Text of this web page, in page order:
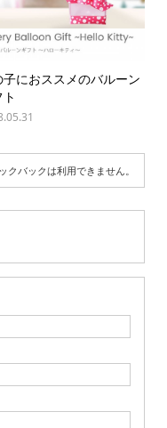
子におススメのバルーン
クバックは利用できません。